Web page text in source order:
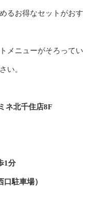
るお得なセットがおす
メニューがそろってい
い。
ネ北千住店8F
1分
駐車場）